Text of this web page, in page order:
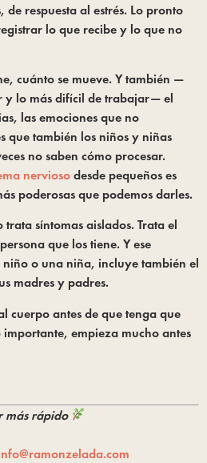
respuesta al estrés. Lo pronto
lo que recibe y lo que no
cuánto se mueve. Y también —
y lo más difícil de trabajar— el
las emociones que no
que también los niños y niñas
no saben cómo procesar.
nerviosodesde pequeños es
poderosas que podemos darles.
síntomas aislados. Trata el
que los tiene. Y ese
o una niña, incluye también el
madres y padres.
cuerpo antes de que tenga que
empieza mucho antes
más rápido